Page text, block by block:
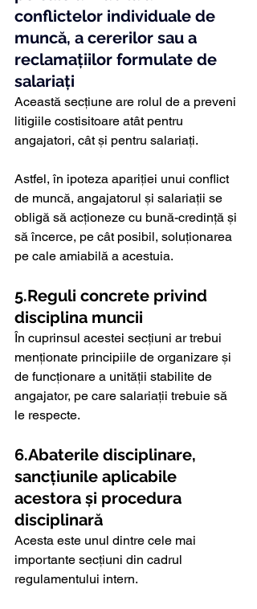
conflictelor individuale de
muncă, a cererilor sau a
reclamațiilor formulate de
salariați
Această secțiune are rolul de a preveni
litigiile costisitoare atât pentru
angajatori, cât și pentru salariați.
Astfel, în ipoteza apariției unui conflict
de muncă, angajatorul și salariații se
obligă să acționeze cu bună-credință și
să încerce, pe cât posibil, soluționarea
pe cale amiabilă a acestuia.
5.Reguli concrete privind
disciplina muncii
În cuprinsul acestei secțiuni ar trebui
menționate principiile de organizare și
de funcționare a unității stabilite de
angajator, pe care salariații trebuie să
le respecte.
6.Abaterile disciplinare,
sancțiunile aplicabile
acestora și procedura
disciplinară
Acesta este unul dintre cele mai
importante secțiuni din cadrul
regulamentului intern.